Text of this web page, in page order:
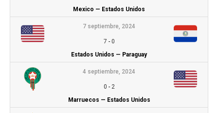
Mexico — Estados Unidos
7 septiembre, 2024
7 - 0
Estados Unidos — Paraguay
4 septiembre, 2024
0 - 2
Marruecos — Estados Unidos